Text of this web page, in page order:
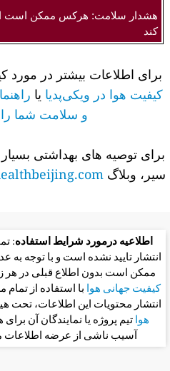
هشدار سلامت: هرکس ممکن است
کند
برای اطلاعات بیشتر در مورد
کیفیت هوا در ویکی‌پدیایا
و سلامت شما را
برای توصیه های بهداشتی
سیر، وبلاگ
اطلاعیه درمورد شرایط استفاده:
انتشار تایید نشده است و با توجه به
ممکن است بدون اطلاع قبلی در هر
کیفیت جهانی هوابا استفاده از
انتشار محتویات این اطلاعات، تحت
هواتیم پروژه یا نمایندگان آن
آسیب ناشی از عرضه اطلاعات